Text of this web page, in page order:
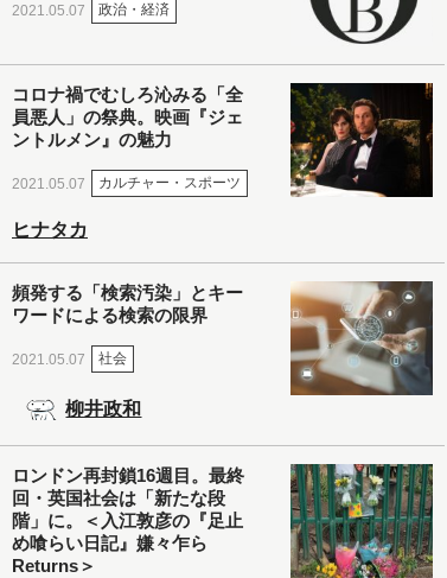
2021.05.07 政治・経済
コロナ禍でむしろ沁みる「全
員悪人」の祭典。映画『ジェ
ントルメン』の魅力
2021.05.07 カルチャー・スポーツ
ヒナタカ
頻発する「検索汚染」とキー
ワードによる検索の限界
2021.05.07 社会
柳井政和
ロンドン再封鎖16週目。最終
回・英国社会は「新たな段
階」に。＜入江敦彦の『足止
め喰らい日記』嫌々乍ら
Returns＞